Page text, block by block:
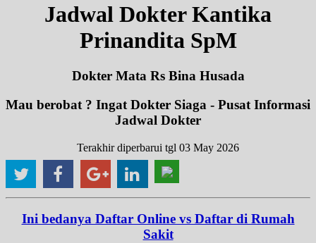
Jadwal Dokter Kantika
Prinandita SpM
Dokter Mata Rs Bina Husada
Mau berobat ? Ingat Dokter Siaga - Pusat Informasi
Jadwal Dokter
Terakhir diperbarui tgl 03 May 2026
Ini bedanya Daftar Online vs Daftar di Rumah
Sakit